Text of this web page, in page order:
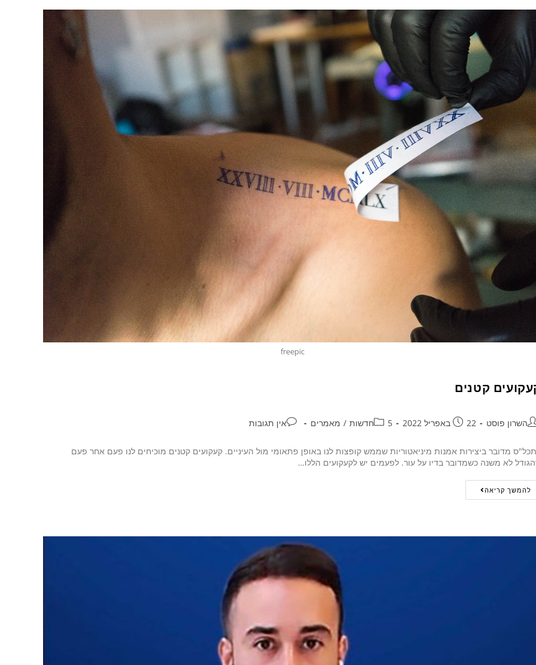
freepic
קטנים
השרון פוסט 22 באפריל 2022 5חדשות / מאמרים אין תגובות
מדובר ביצירות אמנות מיניאטוריות שממש קופצות לנו באופן פתאומי מול העיניים. קעקועים קטנים מוכיחים לנו פעם אחר פעם
לא משנה כשמדובר בדיו על עור. לפעמים יש לקעקועים הללו…
להמשך קריאה